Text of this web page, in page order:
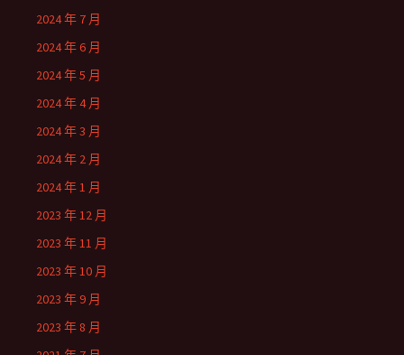
2024 年 7 月
2024 年 6 月
2024 年 5 月
2024 年 4 月
2024 年 3 月
2024 年 2 月
2024 年 1 月
2023 年 12 月
2023 年 11 月
2023 年 10 月
2023 年 9 月
2023 年 8 月